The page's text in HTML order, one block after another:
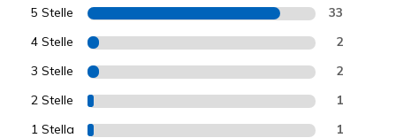
5 Stelle 33
4 Stelle 2
3 Stelle 2
2 Stelle 1
1 Stella 1